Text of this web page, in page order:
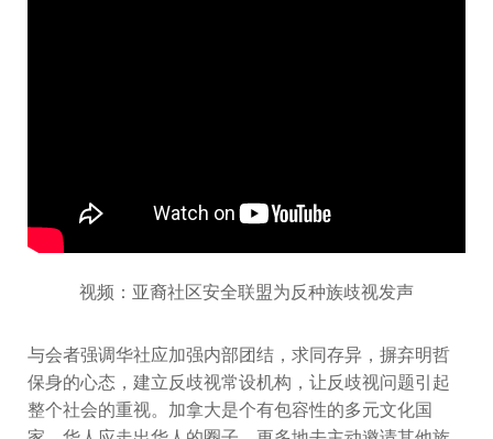
视频：亚裔社区安全联盟为反种族歧视发声
与会者强调华社应加强内部团结，求同存异，摒弃明哲
保身的心态，建立反歧视常设机构，让反歧视问题引起
整个社会的重视。加拿大是个有包容性的多元文化国